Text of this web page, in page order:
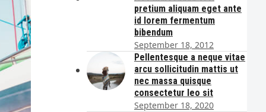
pretium aliquam eget ante
id lorem fermentum
bibendum
September 18, 2012
Pellentesque a neque vitae
arcu sollicitudin mattis ut
nec massa quisque
consectetur leo sit
September 18, 2020